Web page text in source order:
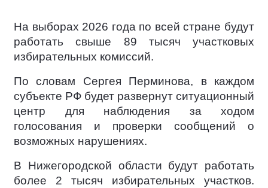
На выборах 2026 года по всей стране будут
работать свыше 89 тысяч участковых
избирательных комиссий.
По словам Сергея Перминова, в каждом
субъекте РФ будет развернут ситуационный
центр для наблюдения за ходом
голосования и проверки сообщений о
возможных нарушениях.
В Нижегородской области будут работать
более 2 тысяч избирательных участков.